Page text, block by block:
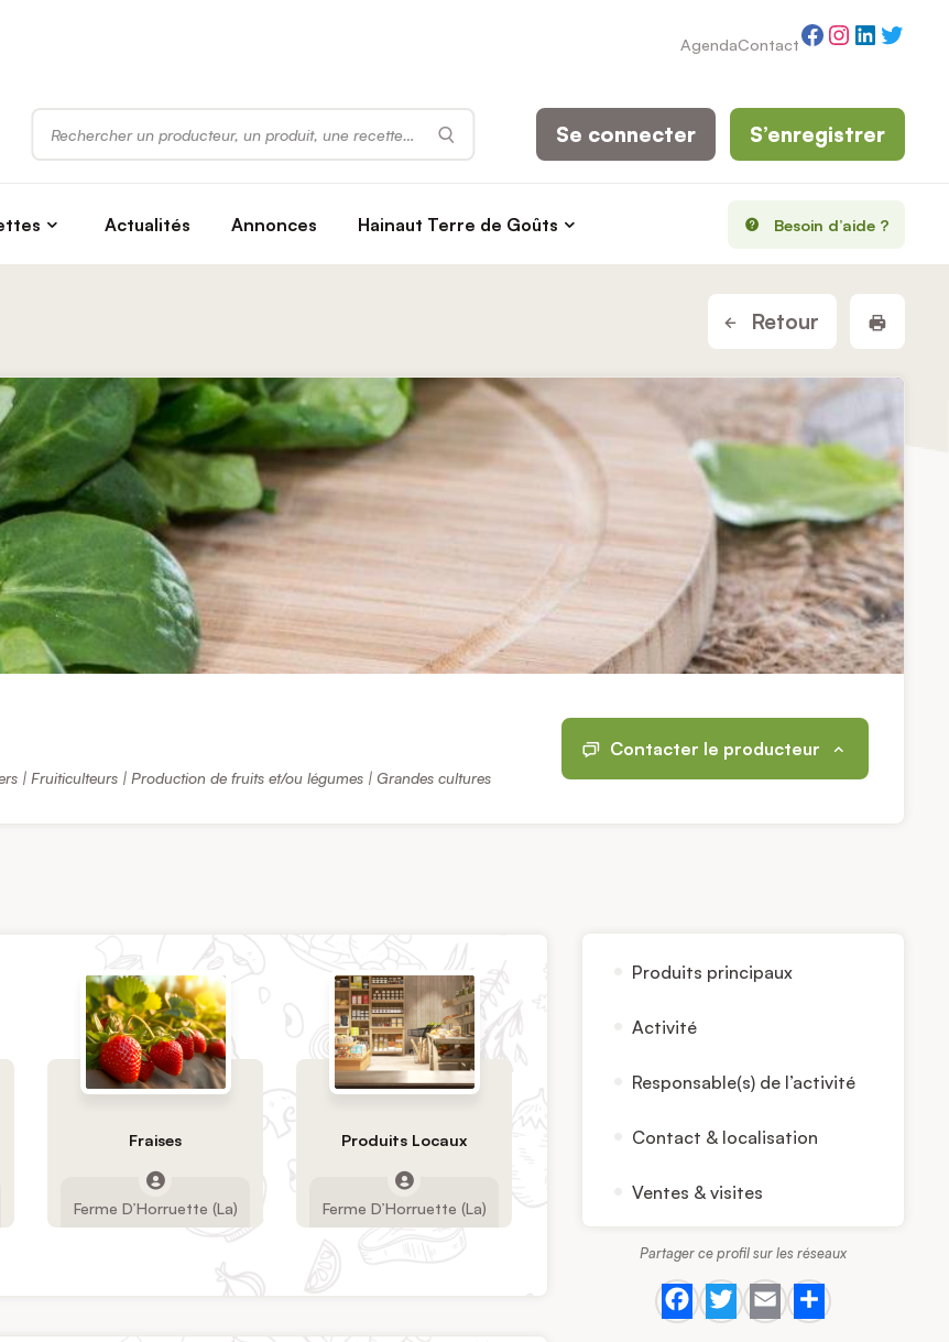
AgendaContactFacebook
Instagram
Rechercher
Actualités Annonces Hainaut Terre de Goûts Besoin d’aide ?
Se connecter S’enregistrer
Retour
| Fruiticulteurs | Production de fruits et/ou légumes | Grandes cultures
Contacter le producteur
Fraises
Ferme D’Horruette (La)
Produits Locaux
Ferme D’Horruette (La)
Produits principaux
Activité
Responsable(s) de l’activité
Contact & localisation
Ventes & visites
Partager ce profil sur les réseaux
Facebook
Twitter
EmailShare